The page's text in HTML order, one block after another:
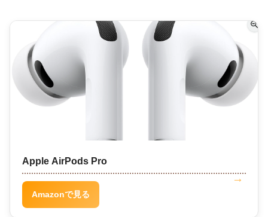
Apple AirPods Pro
Amazonで見る